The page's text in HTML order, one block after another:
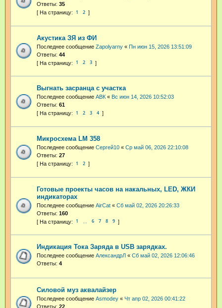
Ответы: 35
1 2
Акустика ЗЯ из ФИ
Последнее сообщение Zapolyarny « Пн июн 15, 2026 13:51:09
Ответы: 44
1 2 3
Выгнать засранца с участка
Последнее сообщение АВК « Вс июн 14, 2026 10:52:03
Ответы: 61
1 2 3 4
Микросхема LM 358
Последнее сообщение Cepгeй10 « Ср май 06, 2026 22:10:08
Ответы: 27
1 2
Готовые проекты часов на накальных, LED, ЖКИ
индикаторах
Последнее сообщение AirCat « Сб май 02, 2026 20:26:33
Ответы: 160
1 6 7 8 9
Индикация Тока Заряда в USB зарядках.
Последнее сообщение АлександрЛ « Сб май 02, 2026 12:06:46
Ответы: 4
Силовой муз аквалайзер
Последнее сообщение Asmodey « Чт апр 02, 2026 00:41:22
Ответы: 22